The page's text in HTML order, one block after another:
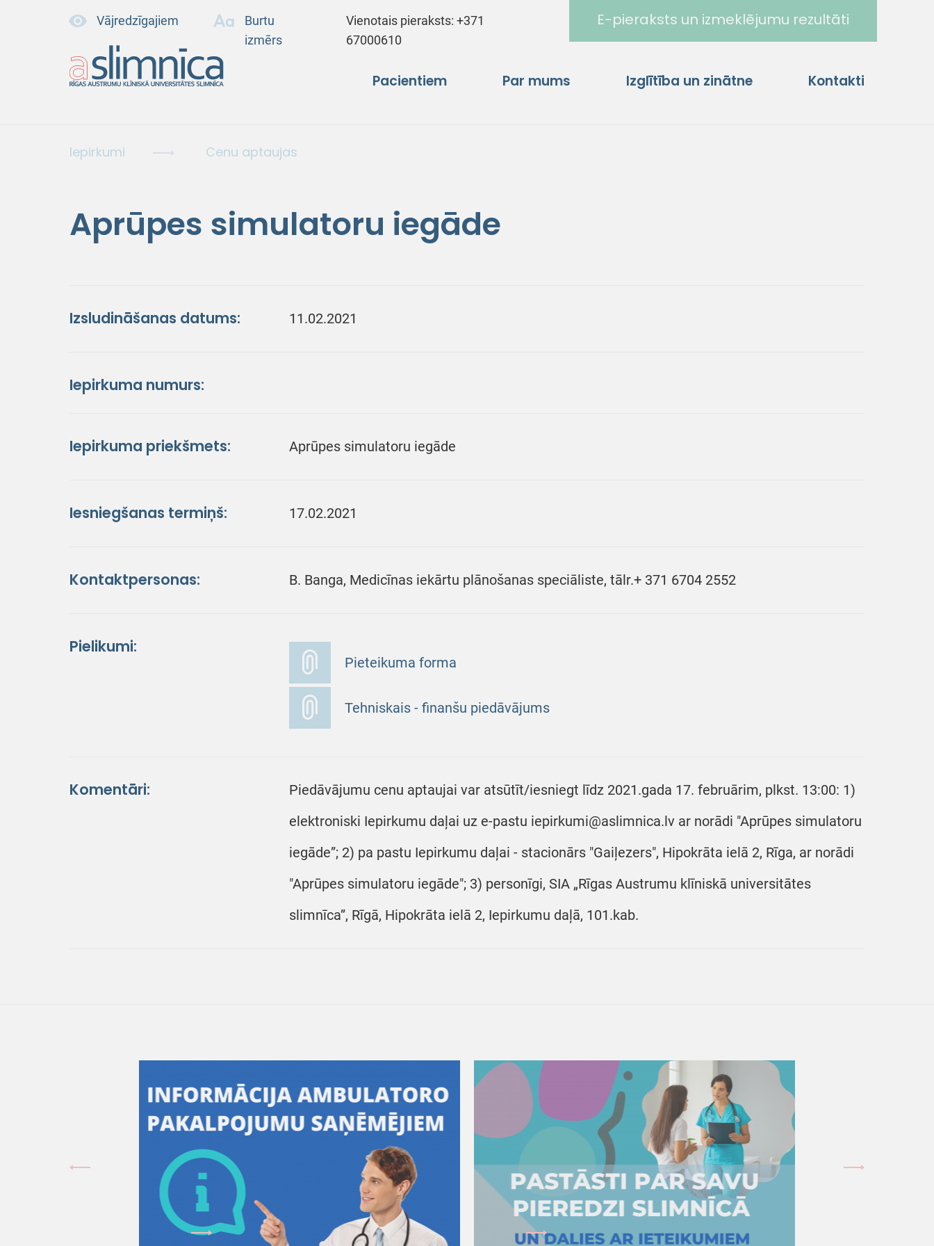
Vājredzīgajiem
Burtu
izmērs
Vienotais pieraksts:+371
67000610
E-pieraksts un izmeklējumu rezultāti
Pacientiem Par mums Izglītība un zinātne Kontakti
Iepirkumi Cenu aptaujas
Aprūpes simulatoru iegāde
Izsludināšanas datums: 11.02.2021
Iepirkuma numurs:
Iepirkuma priekšmets: Aprūpes simulatoru iegāde
Iesniegšanas termiņš: 17.02.2021
Kontaktpersonas: B. Banga, Medicīnas iekārtu plānošanas speciāliste, tālr.+ 371 6704 2552
Pielikumi:
Pieteikuma forma
Tehniskais - finanšu piedāvājums
Komentāri:
Piedāvājumu cenu aptaujai var atsūtīt/iesniegt līdz 2021.gada 17. februārim, plkst. 13:00: 1)
elektroniski Iepirkumu daļai uz e-pastu iepirkumi@aslimnica.lv ar norādi "Aprūpes simulatoru
iegāde”; 2) pa pastu Iepirkumu daļai - stacionārs "Gaiļezers", Hipokrāta ielā 2, Rīga, ar norādi
"Aprūpes simulatoru iegāde"; 3) personīgi, SIA „Rīgas Austrumu klīniskā universitātes
slimnīca”, Rīgā, Hipokrāta ielā 2, Iepirkumu daļā, 101.kab.